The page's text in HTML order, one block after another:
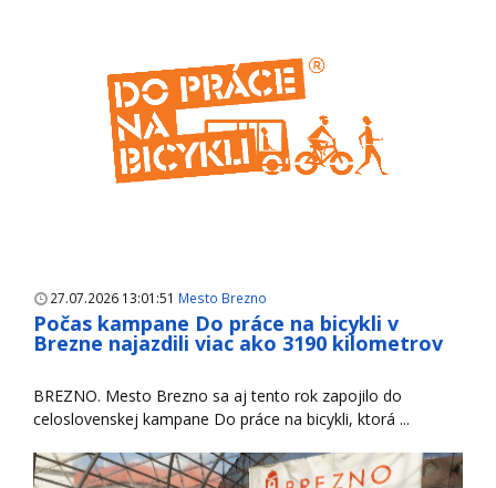
27.07.2026 13:01:51 Mesto Brezno
Počas kampane Do práce na bicykli v
Brezne najazdili viac ako 3190 kilometrov
BREZNO. Mesto Brezno sa aj tento rok zapojilo do
celoslovenskej kampane Do práce na bicykli, ktorá ...